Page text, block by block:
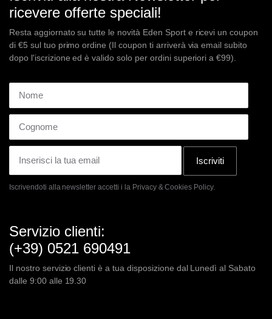
ricevere offerte speciali!
Resta aggiornato su tutte le novità Eden Sport e ricevi un coupon
di €5 sul tuo primo ordine (Il coupon ti arriverà via email subito
dopo l'iscrizione ed è valido solo per ordini superiori a €99).
Iscriviti
Iscrivendoti alla newsletter accetti i la Privacy & Cookies Policy.
Servizio clienti:
(+39) 0521 690491
Il nostro servizio clienti è a tua disposizione dal Lunedì al Sabato
dalle 9:00 alle 19.30